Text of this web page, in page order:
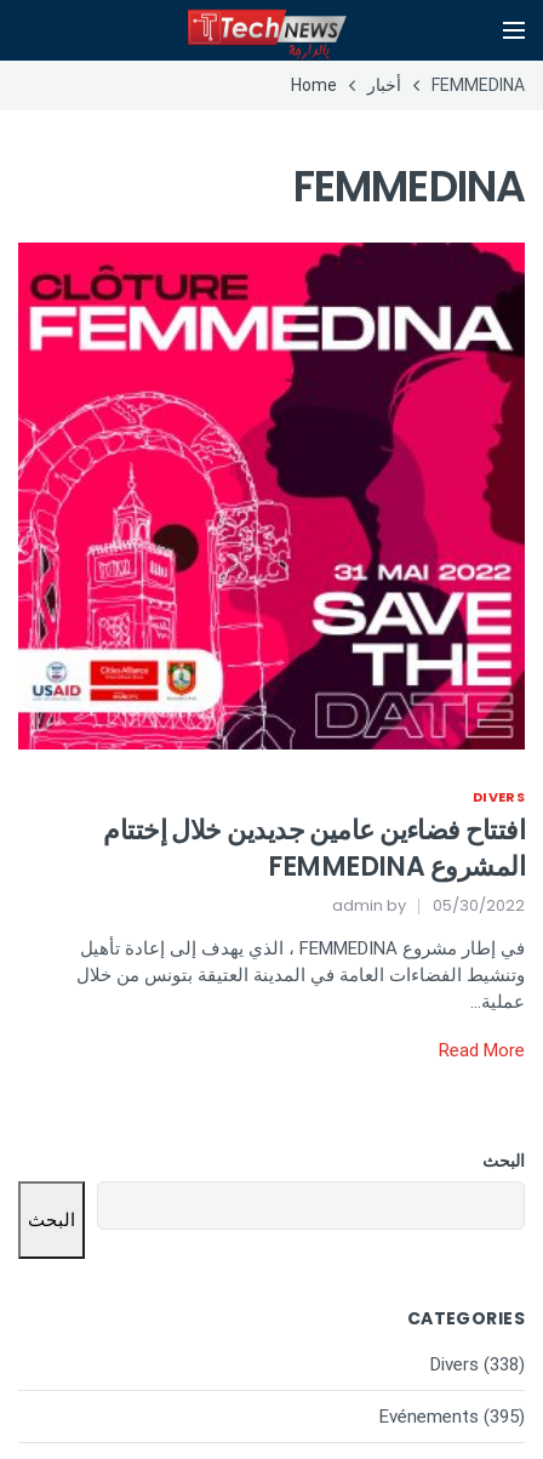
FEMMEDINA أخبار Home
FEMMEDINA
DIVERS
افتتاح فضاءين عامين جديدين خلال إختتام
المشروع FEMMEDINA
05/30/2022
admin
في إطار مشروع FEMMEDINA ، الذي يهدف إلى إعادة تأهيل
وتنشيط الفضاءات العامة في المدينة العتيقة بتونس من خلال
عملية…
Read More
البحث
البحث
CATEGORIES
Divers (338)
Evénements (395)